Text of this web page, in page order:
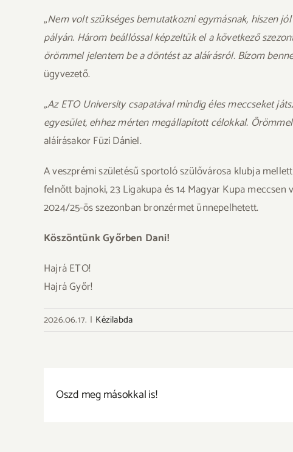
„Nem volt szükséges bemutatkozni egymásnak, hiszen
pályán. Három beállóssal képzeltük el a következő
örömmel jelentem be a döntést az aláírásról. Bízom
ügyvezető.
„Az ETO University csapatával mindig éles meccseket
egyesület, ehhez mérten megállapított célokkal.
aláírásakor Füzi Dániel.
A veszprémi születésű sportoló szülővárosa klubja
felnőtt bajnoki, 23 Ligakupa és 14 Magyar Kupa
2024/25-ös szezonban bronzérmet ünnepelhetett.
Köszöntünk Győrben Dani!
Hajrá ETO!
Hajrá Győr!
2026.06.17. | Kézilabda
Oszd meg másokkal is!